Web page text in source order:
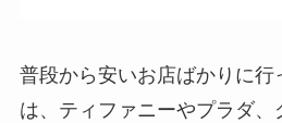
普段から安いお店ばかりに行
は、ティファニーやプラダ、